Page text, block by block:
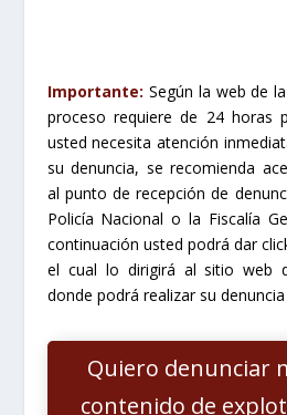
Importante: Según la web de
proceso requiere de 24 horas
usted necesita atención
su denuncia, se recomienda
al punto de recepción de
Policía Nacional o la Fiscalía
continuación usted podrá dar
el cual lo dirigirá al sitio web
donde podrá realizar su
Quiero denunciar
contenido de